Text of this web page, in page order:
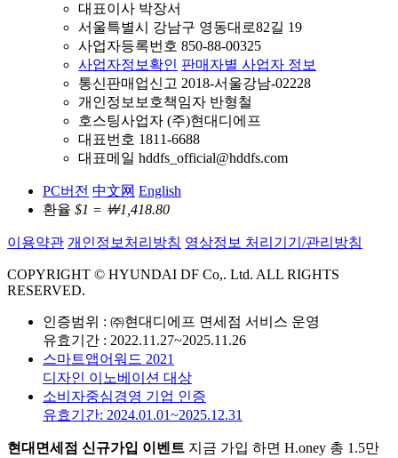
대표이사 박장서
서울특별시 강남구 영동대로82길 19
사업자등록번호 850-88-00325
사업자정보확인 판매자별 사업자 정보
통신판매업신고 2018-서울강남-02228
개인정보보호책임자 반형철
호스팅사업자 (주)현대디에프
대표번호 1811-6688
대표메일 hddfs_official@hddfs.com
PC버전 中文网 English
환율 $1 = ￦1,418.80
이용약관 개인정보처리방침 영상정보 처리기기/관리방침
COPYRIGHT © HYUNDAI DF Co,. Ltd. ALL RIGHTS
RESERVED.
인증범위 : ㈜현대디에프 면세점 서비스 운영
유효기간 : 2022.11.27~2025.11.26
스마트앱어워드 2021
디자인 이노베이션 대상
소비자중심경영 기업 인증
유효기간: 2024.01.01~2025.12.31
현대면세점 신규가입 이벤트 지금 가입 하면 H.oney 총 1.5만